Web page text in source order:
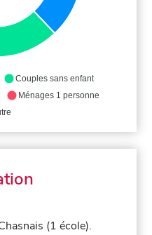
Couples sans enfant
Ménages 1 personne
(1 école).